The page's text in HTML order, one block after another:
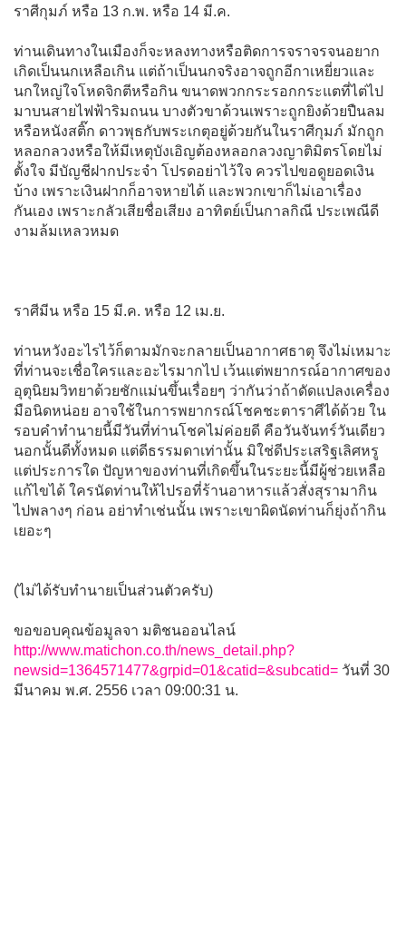
ราศีกุมภ์ หรือ 13 ก.พ. หรือ 14 มี.ค.
ท่านเดินทางในเมืองก็จะหลงทางหรือติดการจราจรจนอยาก
เกิดเป็นนกเหลือเกิน แต่ถ้าเป็นนกจริงอาจถูกอีกาเหยี่ยวและ
นกใหญ่ใจโหดจิกตีหรือกิน ขนาดพวกกระรอกกระแตที่ไต่ไป
มาบนสายไฟฟ้าริมถนน บางตัวขาด้วนเพราะถูกยิงด้วยปืนลม
หรือหนังสติ๊ก ดาวพุธกับพระเกตุอยู่ด้วยกันในราศีกุมภ์ มักถูก
หลอกลวงหรือให้มีเหตุบังเอิญต้องหลอกลวงญาติมิตรโดยไม่
ตั้งใจ มีบัญชีฝากประจำ โปรดอย่าไว้ใจ ควรไปขอดูยอดเงิน
บ้าง เพราะเงินฝากก็อาจหายได้ และพวกเขาก็ไม่เอาเรื่อง
กันเอง เพราะกลัวเสียชื่อเสียง อาทิตย์เป็นกาลกิณี ประเพณีดี
งามล้มเหลวหมด
ราศีมีน หรือ 15 มี.ค. หรือ 12 เม.ย.
ท่านหวังอะไรไว้ก็ตามมักจะกลายเป็นอากาศธาตุ จึงไม่เหมาะ
ที่ท่านจะเชื่อใครและอะไรมากไป เว้นแต่พยากรณ์อากาศของ
อุตุนิยมวิทยาด้วยชักแม่นขึ้นเรื่อยๆ ว่ากันว่าถ้าดัดแปลงเครื่อง
มือนิดหน่อย อาจใช้ในการพยากรณ์โชคชะตาราศีได้ด้วย ใน
รอบคำทำนายนี้มีวันที่ท่านโชคไม่ค่อยดี คือวันจันทร์วันเดียว
นอกนั้นดีทั้งหมด แต่ดีธรรมดาเท่านั้น มิใช่ดีประเสริฐเลิศหรู
แต่ประการใด ปัญหาของท่านที่เกิดขึ้นในระยะนี้มีผู้ช่วยเหลือ
แก้ไขได้ ใครนัดท่านให้ไปรอที่ร้านอาหารแล้วสั่งสุรามากิน
ไปพลางๆ ก่อน อย่าทำเช่นนั้น เพราะเขาผิดนัดท่านก็ยุ่งถ้ากิน
เยอะๆ
(ไม่ได้รับทำนายเป็นส่วนตัวครับ)
ขอขอบคุณข้อมูลจา มติชนออนไลน์
http://www.matichon.co.th/news_detail.php?
newsid=1364571477&grpid=01&catid=&subcatid= วันที่ 30
มีนาคม พ.ศ. 2556 เวลา 09:00:31 น.